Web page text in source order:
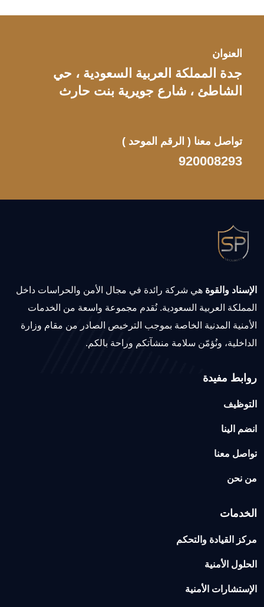
العنوان
جدة المملكة العربية السعودية ، حي
الشاطئ ، شارع جويرية بنت حارث
تواصل معنا ( الرقم الموحد )
920008293
الإسناد والقوة هي شركة رائدة في مجال الأمن والحراسات داخل
المملكة العربية السعودية. نُقدم مجموعة واسعة من الخدمات
الأمنية المدنية الخاصة بموجب الترخيص الصادر من مقام وزارة
الداخلية، ونُؤمّن سلامة منشآتكم وراحة بالكم.
روابط مفيدة
التوظيف
انضم الينا
تواصل معنا
من نحن
الخدمات
مركز القيادة والتحكم
الحلول الأمنية
الإستشارات الأمنية